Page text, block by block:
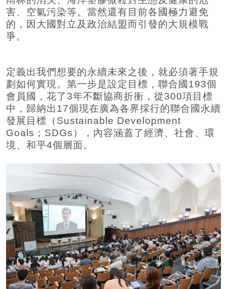
害、空氣污染等。當然還有目前各國極力避免
的，因大國對立及政治結盟而引發的大規模戰
爭。
定義出我們想要的永續未來之後，就必須著手規
劃如何實現。第一步是設定目標，聯合國193個
會員國，花了3年不斷協商折衝，從300項目標
中，歸納出17個現在廣為各界採行的聯合國永續
發展目標（Sustainable Development
Goals；SDGs），內容涵蓋了經濟、社會、環
境、和平4個層面。